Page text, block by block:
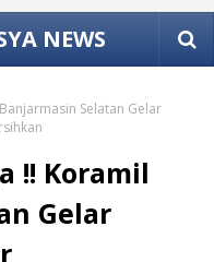
NEWS
Selatan Gelar
!! Koramil
Gelar